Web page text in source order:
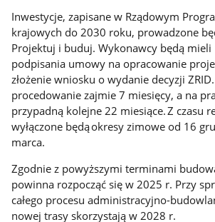
Inwestycje, zapisane w Rządowym
krajowych do 2030 roku, prowadzone
Projektuj i buduj. Wykonawcy będą mieli
podpisania umowy na opracowanie
złożenie wniosku o wydanie decyzji
procedowanie zajmie 7 miesięcy, a na
przypadną kolejne 22 miesiące. Z czasu
wyłączone będą okresy zimowe od 16
marca.
Zgodnie z powyższymi terminami
powinna rozpocząć się w 2025 r. Przy
całego procesu administracyjno-
nowej trasy skorzystają w 2028 r.